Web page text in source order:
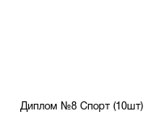
Диплом №8 Спорт (10шт)